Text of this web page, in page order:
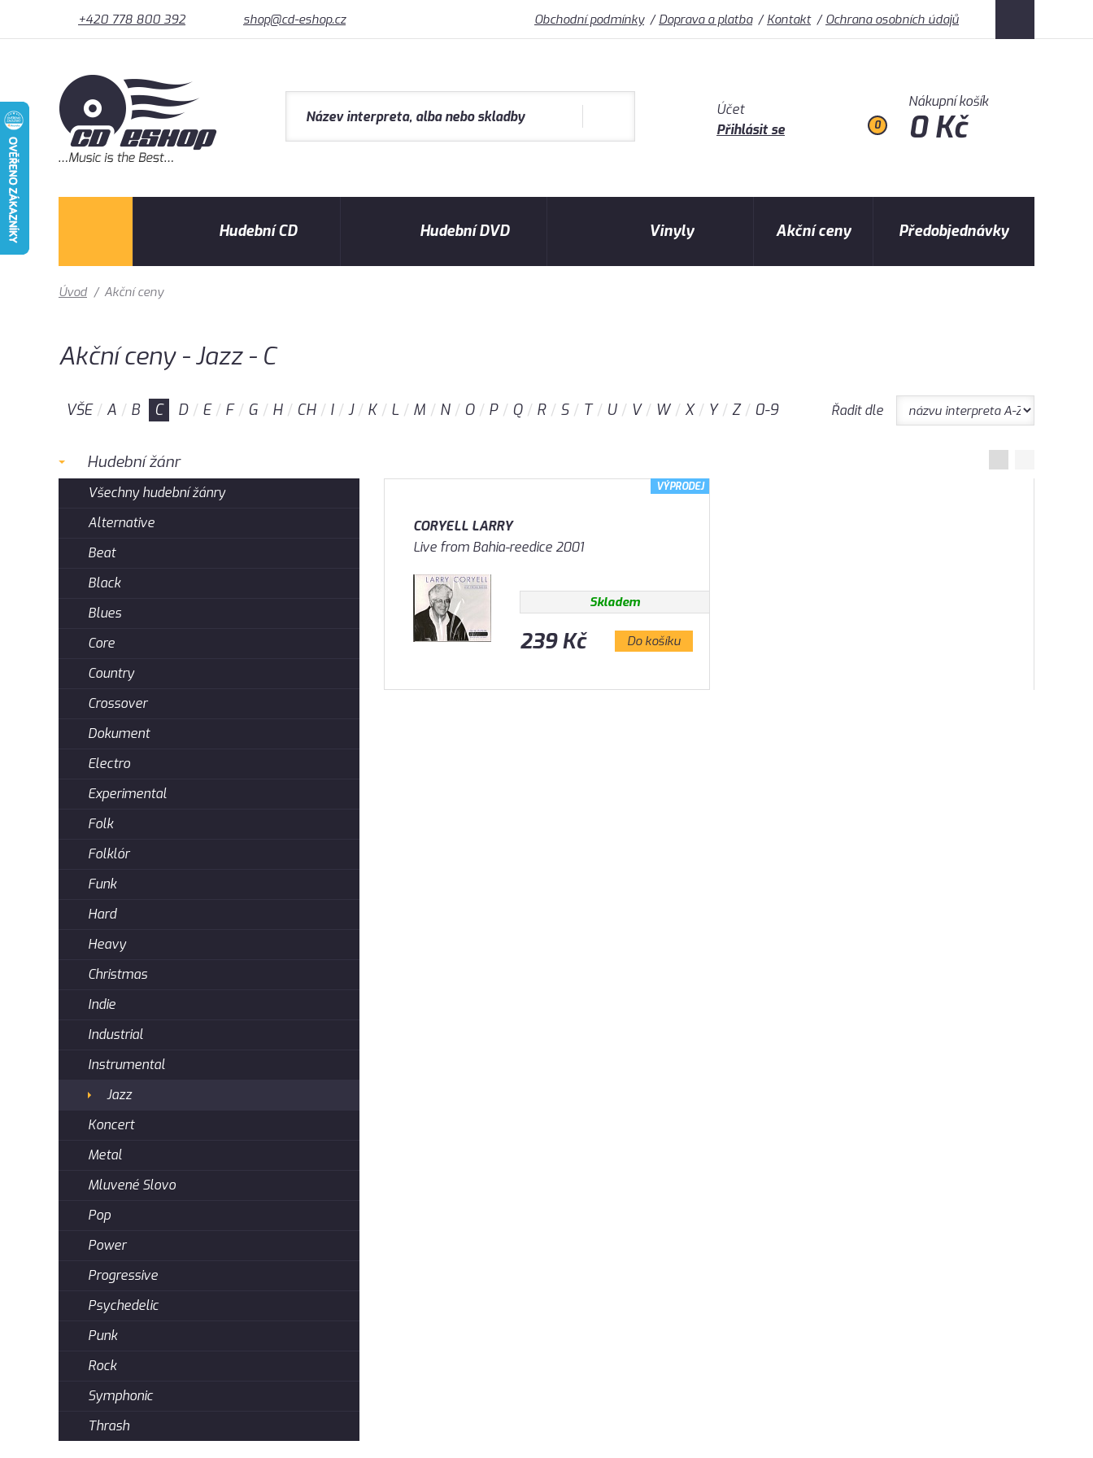
+420 778 800 392 shop@cd-eshop.cz Obchodní podmínky Doprava a platba Kontakt Ochrana osobních údajů
Účet
Přihlásit se
0
Nákupní košík
0 Kč
Hudební CD Hudební DVD Vinyly Akční ceny Předobjednávky
Úvod / Akční ceny
Akční ceny - Jazz - C
VŠE A B C D E F G H CH I J K L M N O P Q R S T U V W X Y Z 0-9 Řadit dle
Hudební žánr
Všechny hudební žánry
Alternative
Beat
Black
Blues
Core
Country
Crossover
Dokument
Electro
Experimental
Folk
Folklór
Funk
Hard
Heavy
Christmas
Indie
Industrial
Instrumental
Jazz
Koncert
Metal
Mluvené Slovo
Pop
Power
Progressive
Psychedelic
Punk
Rock
Symphonic
Thrash
CORYELL LARRY
Live from Bahia-reedice 2001
Skladem
239 Kč Do košíku
VÝPRODEJ